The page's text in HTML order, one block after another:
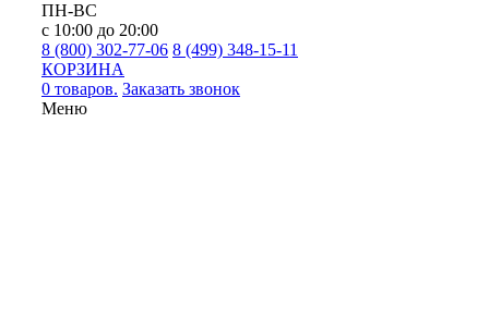
ПН-ВС
с 10:00 до 20:00
8 (800) 302-77-06 8 (499) 348-15-11
КОРЗИНА
0 товаров. Заказать звонок
Меню